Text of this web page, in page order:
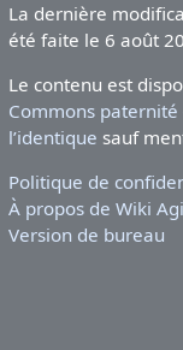
La dernière
été faite le 6 août
Le contenu est
Commons
l’identique sauf
Politique de
À propos de Wiki
Version de bureau